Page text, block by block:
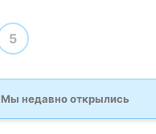
5
Мы недавно открылись